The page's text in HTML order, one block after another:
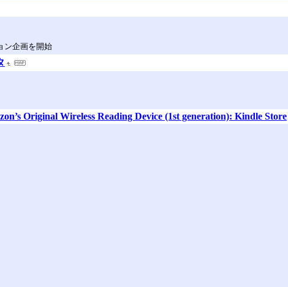
ン企画を開始
Original Wireless Reading Device (1st generation): Kindle Store